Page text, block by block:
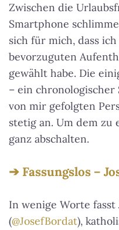
Zwischen die
Smartphone
sich für mich, dass
bevorzuguten
gewählt habe. Die
– ein
von mir gefolgten
stetig an. Um dem zu
ganz abschalten.
Fassungslos –
In wenige Worte fasst
(@JosefBordat),